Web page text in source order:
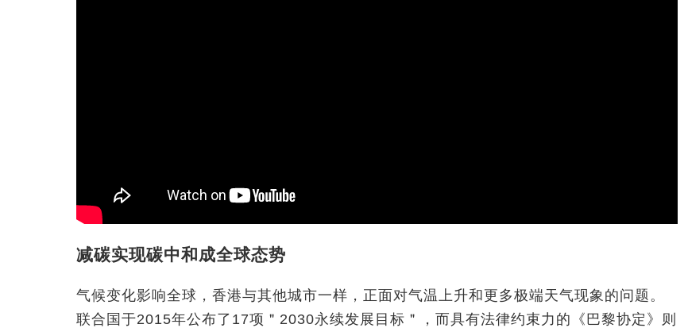
减碳实现碳中和成全球态势
气候变化影响全球，香港与其他城市一样，正面对气温上升和更多极端天气现象的问题。
联合国于2015年公布了17项＂2030永续发展目标＂，而具有法律约束力的《巴黎协定》则